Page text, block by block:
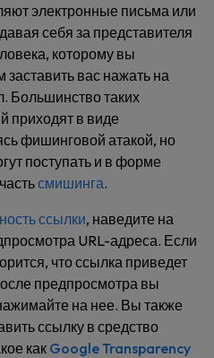
электронные письма или
себя за представителя
которому вы
вас нажать на
Большинство таких
приходят в виде
фишинговой атакой, но
поступать и в форме
смишинга.
ссылки, наведите на
URL-адреса. Если
что ссылка приведет
предпросмотра вы
на нее. Вы также
ссылку в средство
как Google Transparency